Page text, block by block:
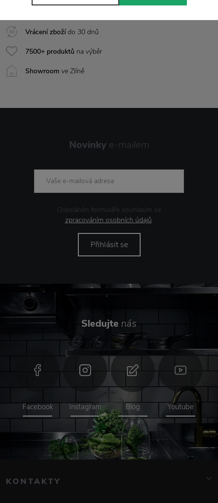
Vrácení zbožído 30 dnů
7500+ produktů na výběr
Showroom ve Zlíně
Novinky e-mailem
Odesláním formuláře souhlasím se
zpracováním osobních údajů.
Přihlásit se
Sledujte nás
Facebook Instagram Blog Youtube
KONTAKTY